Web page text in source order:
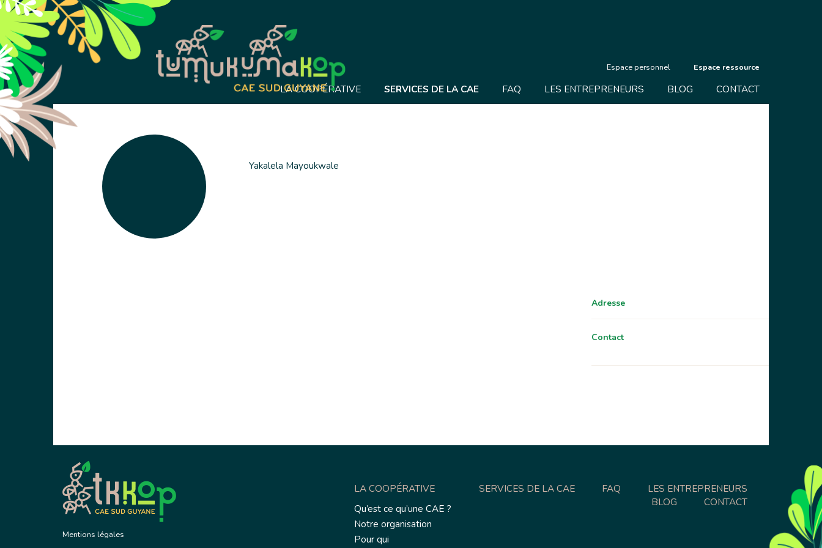
Espace personnel Espace ressource
LA COOPÉRATIVE SERVICES DE LA CAE FAQ LES ENTREPRENEURS BLOG CONTACT
Yakalela Mayoukwale
Adresse
Contact
Mentions légales
LA COOPÉRATIVE
Qu’est ce qu’une CAE ?
Notre organisation
Pour qui
SERVICES DE LA CAE FAQ
LES ENTREPRENEURS
BLOG
CONTACT